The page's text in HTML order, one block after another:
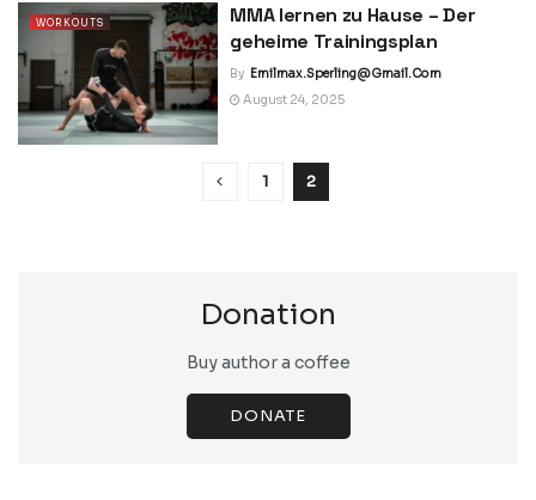
WORKOUTS
MMA lernen zu Hause – Der
geheime Trainingsplan
By Emilmax.sperling@gmail.com
August 24, 2025
1 2
Donation
Buy author a coffee
DONATE